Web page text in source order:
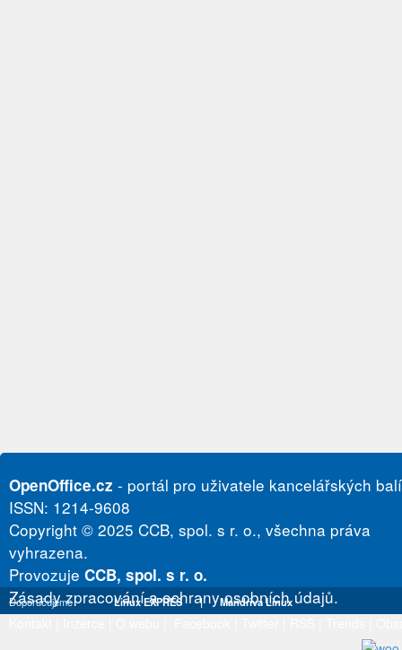
OpenOffice.cz - portál pro uživatele kancelářských
ISSN: 1214-9608
Copyright © 2025 CCB, spol. s r. o., všechna práva
vyhrazena.
Provozuje CCB, spol. s r. o.
Zásady zpracování a ochrany osobních údajů.
Doporučujeme Linux EXPRES | Mandriva Linux